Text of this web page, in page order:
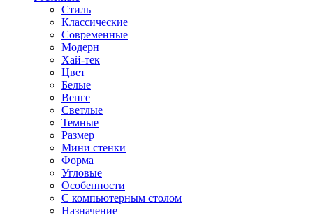
Стиль
Классические
Современные
Модерн
Хай-тек
Цвет
Белые
Венге
Светлые
Темные
Размер
Мини стенки
Форма
Угловые
Особенности
С компьютерным столом
Назначение